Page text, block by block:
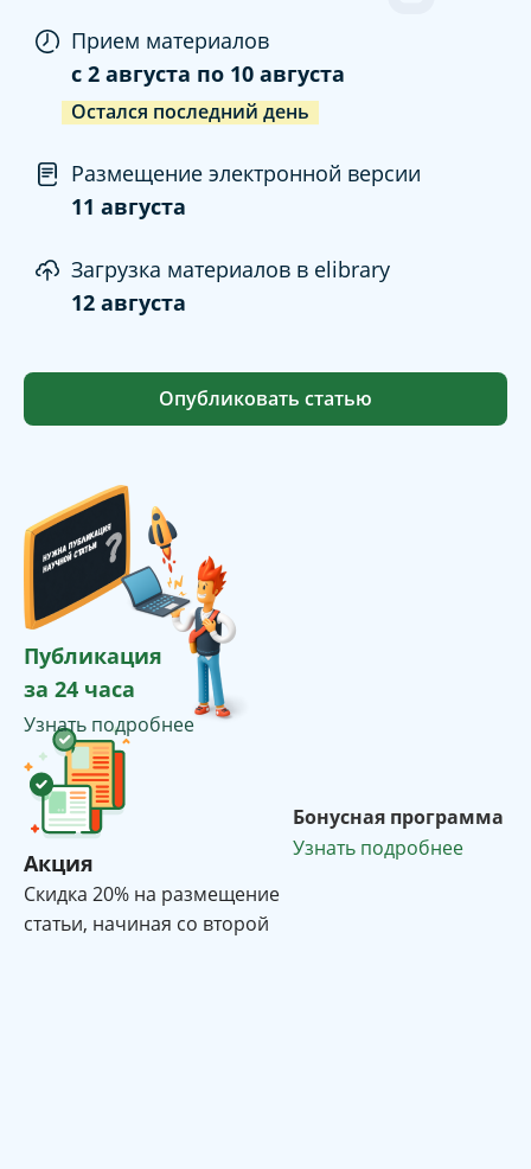
Прием материалов
c 2 августа по 10 августа
Остался последний день
Размещение электронной версии
11 августа
Загрузка материалов в elibrary
12 августа
Опубликовать статью
Публикация
за 24 часа
Узнать подробнее
Акция
Cкидка 20% на размещение
статьи, начиная со второй
Бонусная программа
Узнать подробнее